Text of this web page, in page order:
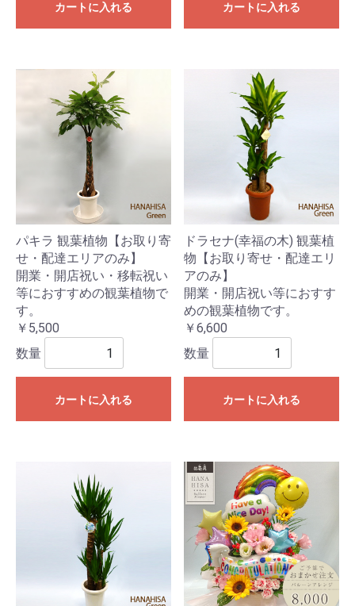
カートに入れる カートに入れる
パキラ 観葉植物【お取り寄
せ・配達エリアのみ】
開業・開店祝い・移転祝い
等におすすめの観葉植物で
す。
￥5,500
数量
カートに入れる
ドラセナ(幸福の木) 観葉植
物【お取り寄せ・配達エリ
アのみ】
開業・開店祝い等におすす
めの観葉植物です。
￥6,600
数量
カートに入れる